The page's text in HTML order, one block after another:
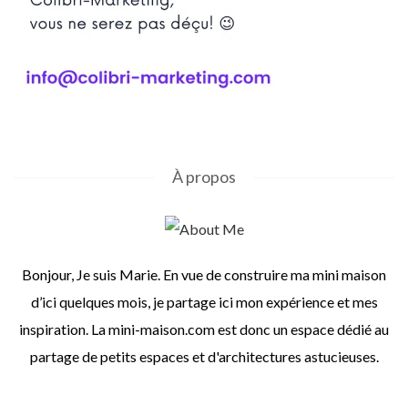
À propos
Bonjour, Je suis Marie. En vue de construire ma mini maison
d’ici quelques mois, je partage ici mon expérience et mes
inspiration. La mini-maison.com est donc un espace dédié au
partage de petits espaces et d'architectures astucieuses.